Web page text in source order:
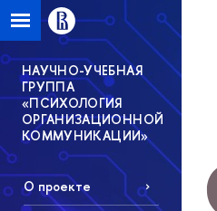
НАУЧНО-УЧЕБНАЯ
ГРУППА
«ПСИХОЛОГИЯ
ОРГАНИЗАЦИОННОЙ
КОММУНИКАЦИИ»
О проекте